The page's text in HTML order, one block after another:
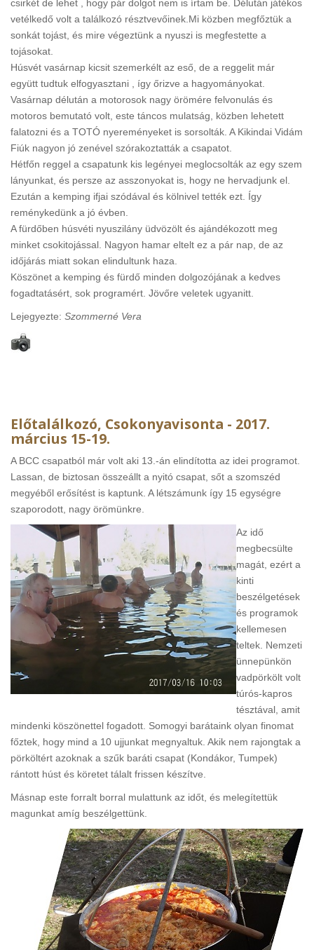
csirkét de lehet , hogy pár dolgot nem is írtam be. Délután játékos
vetélkedő volt a találkozó résztvevőinek.Mi közben megfőztük a
sonkát tojást, és mire végeztünk a nyuszi is megfestette a
tojásokat.
Húsvét vasárnap kicsit szemerkélt az eső, de a reggelit már
együtt tudtuk elfogyasztani , így őrizve a hagyományokat.
Vasárnap délután a motorosok nagy örömére felvonulás és
motoros bemutató volt, este táncos mulatság, közben lehetett
falatozni és a TOTÓ nyereményeket is sorsolták. A Kikindai Vidám
Fiúk nagyon jó zenével szórakoztatták a csapatot.
Hétfőn reggel a csapatunk kis legényei meglocsolták az egy szem
lányunkat, és persze az asszonyokat is, hogy ne hervadjunk el.
Ezután a kemping ifjai szódával és kölnivel tették ezt. Így
reménykedünk a jó évben.
A fürdőben húsvéti nyuszilány üdvözölt és ajándékozott meg
minket csokitojással. Nagyon hamar eltelt ez a pár nap, de az
időjárás miatt sokan elindultunk haza.
Köszönet a kemping és fürdő minden dolgozójának a kedves
fogadtatásért, sok programért. Jövőre veletek ugyanitt.
Lejegyezte: Szommerné Vera
Előtalálkozó, Csokonyavisonta - 2017.
március 15-19.
A BCC csapatból már volt aki 13.-án elindította az idei programot.
Lassan, de biztosan összeállt a nyitó csapat, sőt a szomszéd
megyéből erősítést is kaptunk. A létszámunk így 15 egységre
szaporodott, nagy örömünkre.
Az idő
megbecsülte
magát, ezért a
kinti
beszélgetések
és programok
kellemesen
teltek. Nemzeti
ünnepünkön
vadpörkölt volt
túrós-kapros
tésztával, amit
mindenki köszönettel fogadott. Somogyi barátaink olyan finomat
főztek, hogy mind a 10 ujjunkat megnyaltuk. Akik nem rajongtak a
pörköltért azoknak a szűk baráti csapat (Kondákor, Tumpek)
rántott húst és köretet tálalt frissen készítve.
Másnap este forralt borral mulattunk az időt, és melegítettük
magunkat amíg beszélgettünk.